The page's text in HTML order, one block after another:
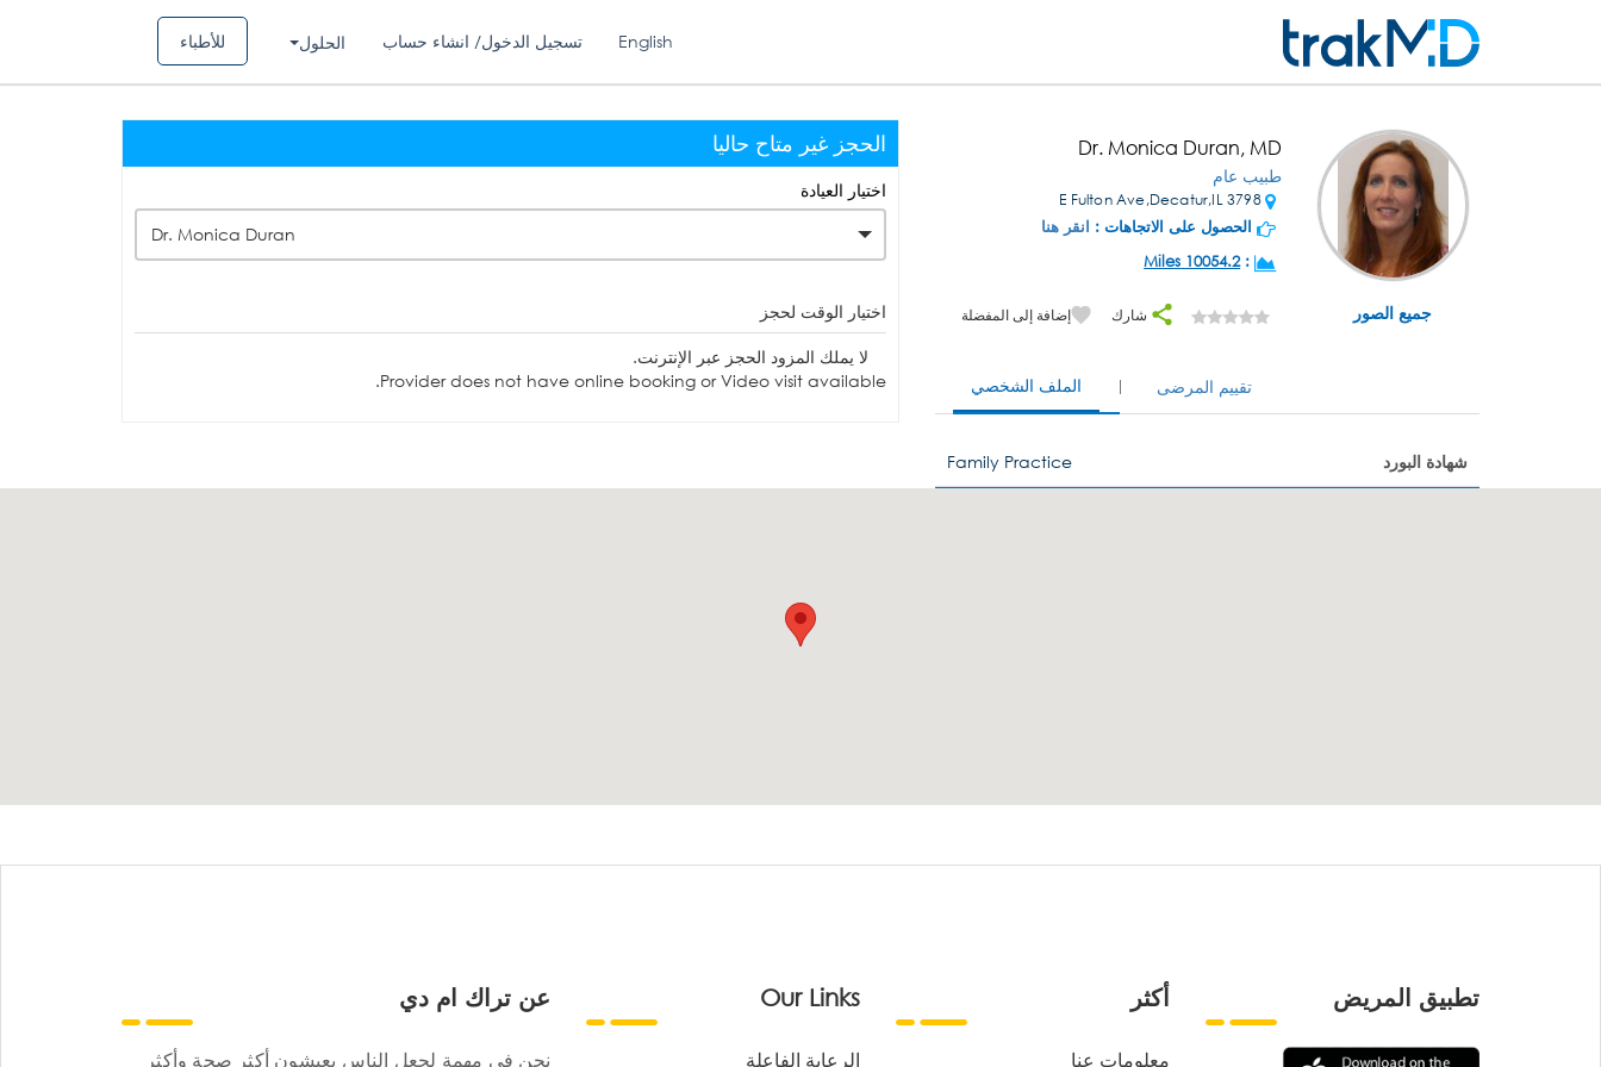
للأطباء الحلول تسجيل الدخول/ انشاء حساب English
جميع الصور
Dr. Monica Duran, MD
طبيب عام
3798 E Fulton Ave,Decatur,IL
الحصول على الاتجاهات : انقر هنا
:
10054.2 Miles
شارك إضافة إلى المفضلة
الملف الشخصي تقييم المرضى
شهادة البورد Family Practice
الحجز غير متاح حاليا
اختيار العيادة
Dr. Monica Duran
اختيار الوقت لحجز
لا يملك المزود الحجز عبر الإنترنت.
Provider does not have online booking or Video visit available.
عن تراك ام دي
نحن في مهمة لجعل الناس يعيشون أكثر صحة وأكثر
Our Links
الرعاية الفاعلة
أكثر
معلومات عنا
تطبيق المريض